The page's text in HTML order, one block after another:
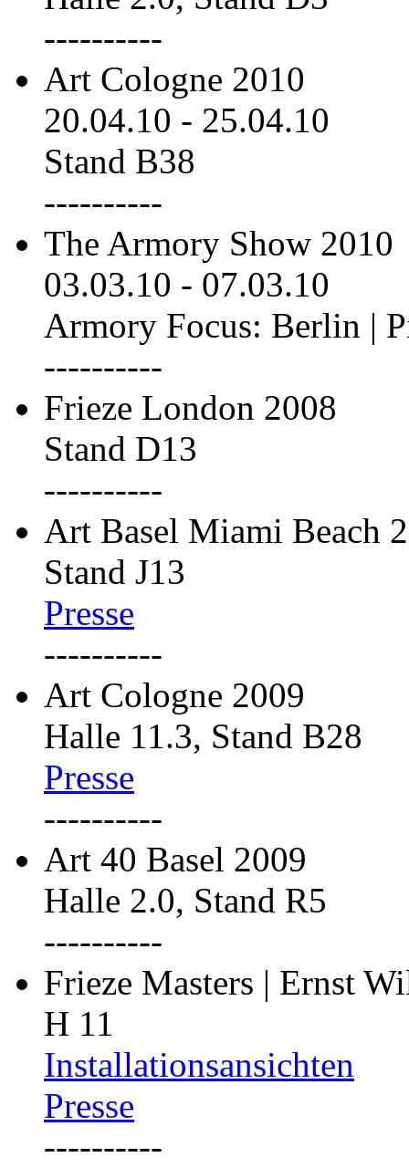
----------
Art Cologne 2010
20.04.10 - 25.04.10
Stand B38
----------
The Armory Show 2010
03.03.10 - 07.03.10
Armory Focus: Berlin |
----------
Frieze London 2008
Stand D13
----------
Art Basel Miami Beach
Stand J13
Presse
----------
Art Cologne 2009
Halle 11.3, Stand B28
Presse
----------
Art 40 Basel 2009
Halle 2.0, Stand R5
----------
Frieze Masters | Ernst
H 11
Installationsansichten
Presse
----------